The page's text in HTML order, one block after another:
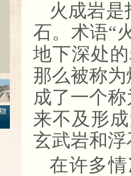
火成岩
石。术语“
地下深处
那么被称
成了一个
来不及形
玄武岩和浮
在许多